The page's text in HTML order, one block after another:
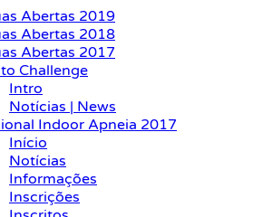
Abertas 2019
Abertas 2018
Abertas 2017
Challenge
Intro
Notícias | News
Indoor Apneia 2017
Início
Notícias
Informações
Inscrições